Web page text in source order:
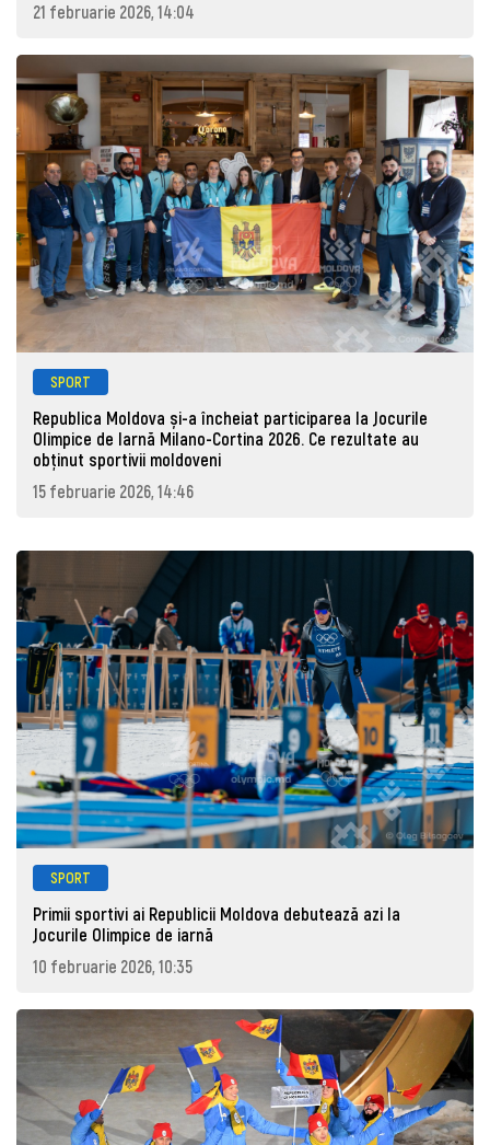
21 februarie 2026, 14:04
SPORT
Republica Moldova și-a încheiat participarea la Jocurile
Olimpice de Iarnă Milano-Cortina 2026. Ce rezultate au
obținut sportivii moldoveni
15 februarie 2026, 14:46
SPORT
Primii sportivi ai Republicii Moldova debutează azi la
Jocurile Olimpice de iarnă
10 februarie 2026, 10:35